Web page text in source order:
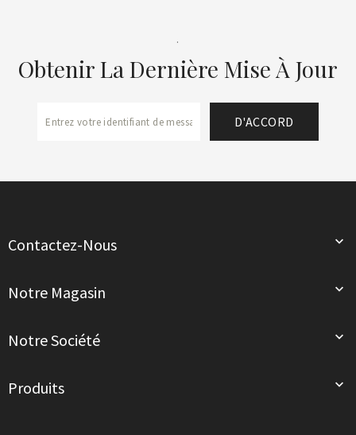
.
Obtenir La Dernière Mise À Jour
Contactez-Nous 
Notre Magasin 
Notre Société 
Produits 